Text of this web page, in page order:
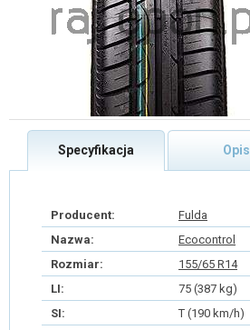
Specyfikacja Opis
Producent:
Fulda
Nazwa:
Ecocontrol
Rozmiar:
155/65 R14
LI:
75 (387 kg)
SI:
T (190 km/h)